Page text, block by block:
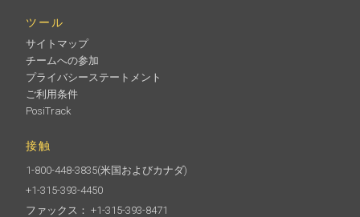
ツール
サイトマップ
チームへの参加
プライバシーステートメント
ご利用条件
PosiTrack
接触
1-800-448-3835(米国およびカナダ)
+1-315-393-4450
ファックス： +1-315-393-8471